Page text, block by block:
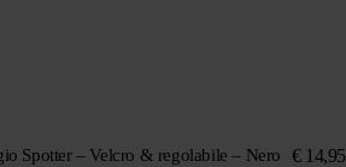
Spotter – Velcro & regolabile – Nero €14,95